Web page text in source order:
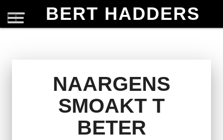
BERT HADDERS
NAARGENS
SMOAKT T
BETER